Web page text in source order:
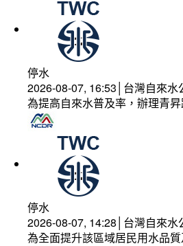
停水
2026-08-07, 16:53│台灣自來水
為提高自來水普及率，辦理青
停水
2026-08-07, 14:28│台灣自來水
為全面提升該區域居民用水品